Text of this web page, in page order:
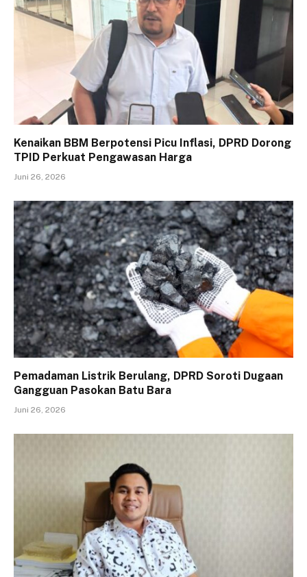
Kenaikan BBM Berpotensi Picu Inflasi, DPRD Dorong
TPID Perkuat Pengawasan Harga
Juni 26, 2026
Pemadaman Listrik Berulang, DPRD Soroti Dugaan
Gangguan Pasokan Batu Bara
Juni 26, 2026